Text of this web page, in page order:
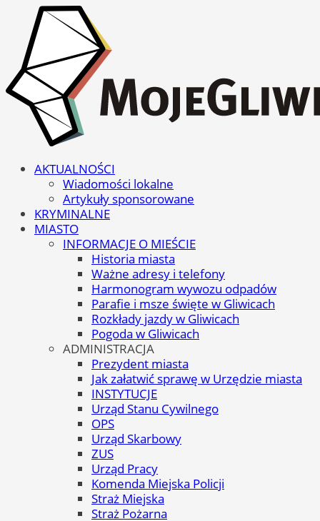
AKTUALNOŚCI
Wiadomości lokalne
Artykuły sponsorowane
KRYMINALNE
MIASTO
INFORMACJE O MIEŚCIE
Historia miasta
Ważne adresy i telefony
Harmonogram wywozu odpadów
Parafie i msze święte w Gliwicach
Rozkłady jazdy w Gliwicach
Pogoda w Gliwicach
ADMINISTRACJA
Prezydent miasta
Jak załatwić sprawę w Urzędzie miasta
INSTYTUCJE
Urząd Stanu Cywilnego
OPS
Urząd Skarbowy
ZUS
Urząd Pracy
Komenda Miejska Policji
Straż Miejska
Straż Pożarna